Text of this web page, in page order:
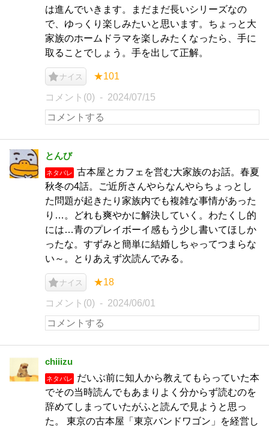
は進んでいきます。まだまだ長いシリーズなの
で、ゆっくり楽しみたいと思います。ちょっと大
家族のホームドラマを楽しみたくなったら、手に
取ることでしょう。手を出して正解。
ナイス ★101
コメント(0) 2024/07/15
とんび
ネタバレ
古本屋とカフェを営む大家族のお話。春夏
秋冬の4話。ご近所さんやらなんやらちょっとし
た問題が起きたり家族内でも複雑な事情があった
り…。どれも爽やかに解決していく。わたくし的
には…青のプレイボーイ感もう少し書いてほしか
ったな。すずみと簡単に結婚しちゃってつまらな
い～。とりあえず次読んでみる。
ナイス ★18
コメント(0) 2024/06/01
chiiizu
ネタバレ
だいぶ前に知人から教えてもらっていた本
でその当時読んでもあまりよく分からず読むのを
辞めてしまっていたがふと読んで見ようと思っ
た。 東京の古本屋「東京バンドワゴン」を経営し